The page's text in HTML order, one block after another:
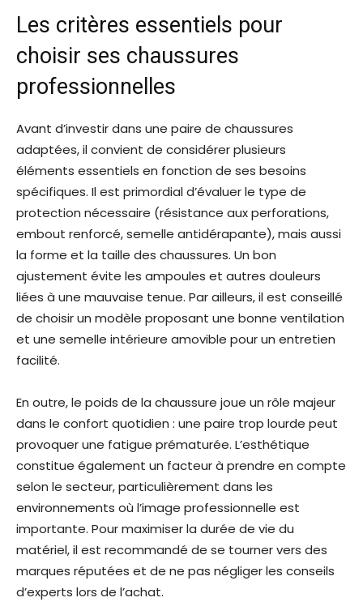
Les critères essentiels pour
choisir ses chaussures
professionnelles
Avant d’investir dans une paire de chaussures
adaptées, il convient de considérer plusieurs
éléments essentiels en fonction de ses besoins
spécifiques. Il est primordial d’évaluer le type de
protection nécessaire (résistance aux perforations,
embout renforcé, semelle antidérapante), mais aussi
la forme et la taille des chaussures. Un bon
ajustement évite les ampoules et autres douleurs
liées à une mauvaise tenue. Par ailleurs, il est conseillé
de choisir un modèle proposant une bonne ventilation
et une semelle intérieure amovible pour un entretien
facilité.
En outre, le poids de la chaussure joue un rôle majeur
dans le confort quotidien : une paire trop lourde peut
provoquer une fatigue prématurée. L’esthétique
constitue également un facteur à prendre en compte
selon le secteur, particulièrement dans les
environnements où l’image professionnelle est
importante. Pour maximiser la durée de vie du
matériel, il est recommandé de se tourner vers des
marques réputées et de ne pas négliger les conseils
d’experts lors de l’achat.